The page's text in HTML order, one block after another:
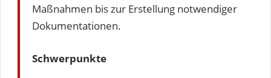
Maßnahmen bis zur Erstellung notwendiger
Dokumentationen.
Schwerpunkte